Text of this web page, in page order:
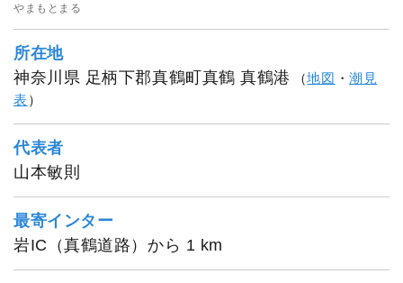
やまもとまる
所在地
神奈川県 足柄下郡真鶴町真鶴 真鶴港
（地図 ・潮見
表）
代表者
山本敏則
最寄インター
岩IC（真鶴道路）から 1 km